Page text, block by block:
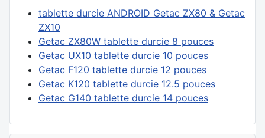
tablette durcie ANDROID Getac ZX80 & Getac
ZX10
Getac ZX80W tablette durcie 8 pouces
Getac UX10 tablette durcie 10 pouces
Getac F120 tablette durcie 12 pouces
Getac K120 tablette durcie 12.5 pouces
Getac G140 tablette durcie 14 pouces